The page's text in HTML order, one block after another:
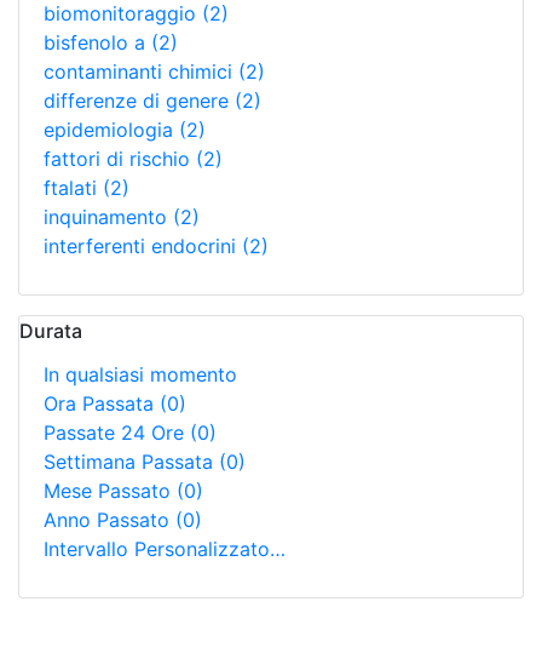
biomonitoraggio (2)
bisfenolo a (2)
contaminanti chimici (2)
differenze di genere (2)
epidemiologia (2)
fattori di rischio (2)
ftalati (2)
inquinamento (2)
interferenti endocrini (2)
Durata
In qualsiasi momento
Ora Passata (0)
Passate 24 Ore (0)
Settimana Passata (0)
Mese Passato (0)
Anno Passato (0)
Intervallo Personalizzato…